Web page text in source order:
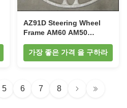
AZ91D Steering Wheel
Frame AM60 AM50
가장 좋은 가격 을 구하라
5 6 7 8